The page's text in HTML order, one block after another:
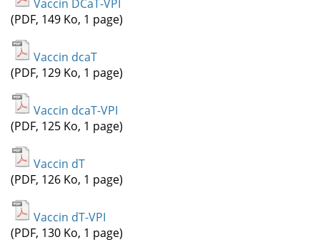
Vaccin DCaT-VPI
(PDF, 149 Ko, 1 page)
Vaccin dcaT
(PDF, 129 Ko, 1 page)
Vaccin dcaT-VPI
(PDF, 125 Ko, 1 page)
Vaccin dT
(PDF, 126 Ko, 1 page)
Vaccin dT-VPI
(PDF, 130 Ko, 1 page)